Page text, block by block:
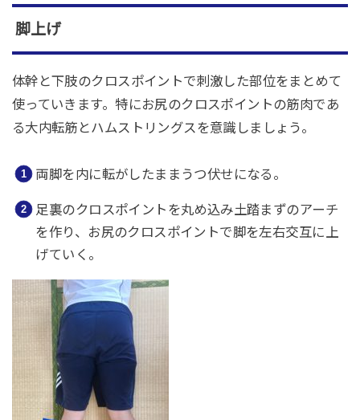
脚上げ
体幹と下肢のクロスポイントで刺激した部位をまとめて
使っていきます。特にお尻のクロスポイントの筋肉であ
る大内転筋とハムストリングスを意識しましょう。
両脚を内に転がしたままうつ伏せになる。
足裏のクロスポイントを丸め込み土踏まずのアーチ
を作り、お尻のクロスポイントで脚を左右交互に上
げていく。